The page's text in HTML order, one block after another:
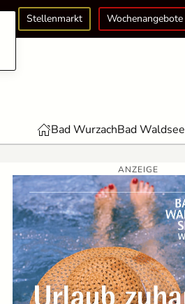
Stellenmarkt Wochenangebote
Bad WurzachBad Waldsee
ANZEIGE